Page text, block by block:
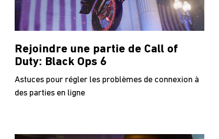
Rejoindre une partie de Call of
Duty: Black Ops 6
Astuces pour régler les problèmes de connexion à
des parties en ligne